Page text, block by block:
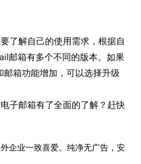
了解自己的使用需求，根据自
邮箱有多个不同的版本。如果
箱功能增加，可以选择升级
子邮箱有了全面的了解？赶快
外企业一致喜爱。纯净无广告，安